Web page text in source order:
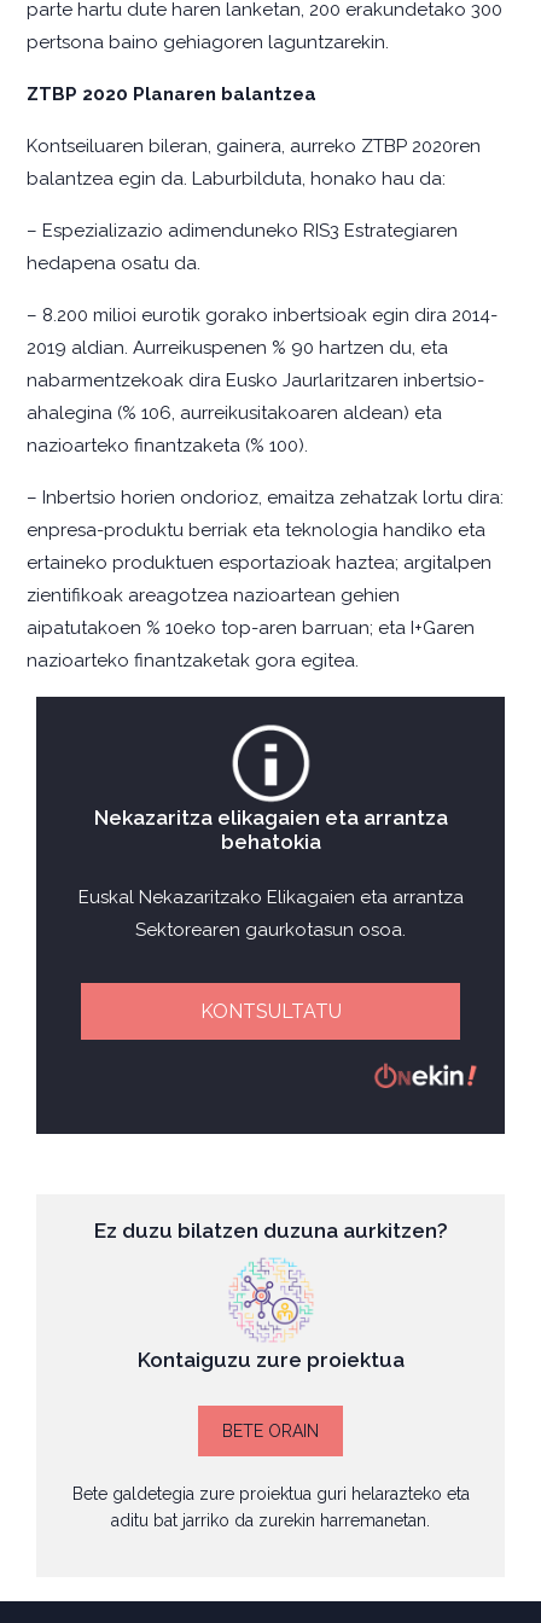
parte hartu dute haren lanketan, 200 erakundetako 300
pertsona baino gehiagoren laguntzarekin.
ZTBP 2020 Planaren balantzea
Kontseiluaren bileran, gainera, aurreko ZTBP 2020ren
balantzea egin da. Laburbilduta, honako hau da:
– Espezializazio adimenduneko RIS3 Estrategiaren
hedapena osatu da.
– 8.200 milioi eurotik gorako inbertsioak egin dira 2014-
2019 aldian. Aurreikuspenen % 90 hartzen du, eta
nabarmentzekoak dira Eusko Jaurlaritzaren inbertsio-
ahalegina (% 106, aurreikusitakoaren aldean) eta
nazioarteko finantzaketa (% 100).
– Inbertsio horien ondorioz, emaitza zehatzak lortu dira:
enpresa-produktu berriak eta teknologia handiko eta
ertaineko produktuen esportazioak haztea; argitalpen
zientifikoak areagotzea nazioartean gehien
aipatutakoen % 10eko top-aren barruan; eta I+Garen
nazioarteko finantzaketak gora egitea.
Nekazaritza elikagaien eta arrantza
behatokia
Euskal Nekazaritzako Elikagaien eta arrantza
Sektorearen gaurkotasun osoa.
KONTSULTATU
Ez duzu bilatzen duzuna aurkitzen?
Kontaiguzu zure proiektua
BETE ORAIN
Bete galdetegia zure proiektua guri helarazteko eta
aditu bat jarriko da zurekin harremanetan.